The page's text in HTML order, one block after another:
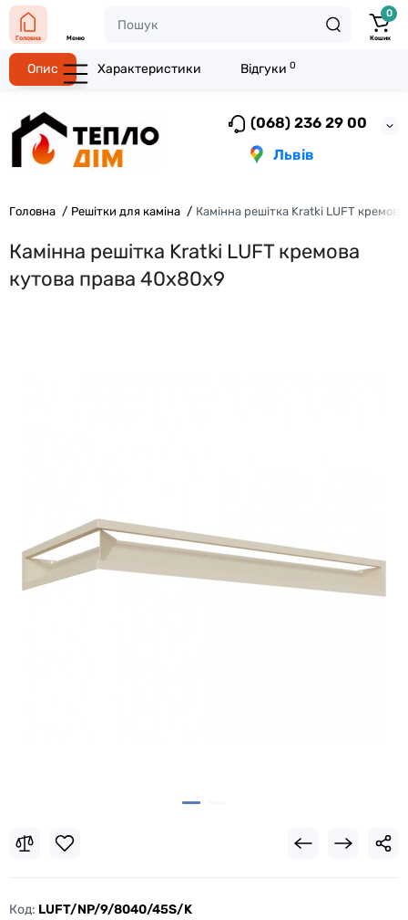
(068) 236 29 00
Львів
Головна Меню
0
Кошик
Головна Решітки для каміна Камінна решітка Kratki LUFT
Камінна решітка Kratki LUFT кремова
кутова права 40x80x9
Код: LUFT/NP/9/8040/45S/K
Опис Характеристики Відгуки 0